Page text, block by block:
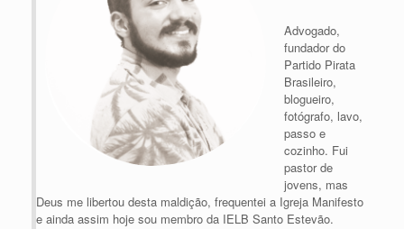
Advogado,
fundador do
Partido Pirata
Brasileiro,
blogueiro,
fotógrafo, lavo,
passo e
cozinho. Fui
pastor de
jovens, mas
Deus me libertou desta maldição, frequentei a Igreja Manifesto
e ainda assim hoje sou membro da IELB Santo Estevão.